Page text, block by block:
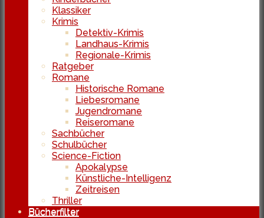
Klassiker
Krimis
Detektiv-Krimis
Landhaus-Krimis
Regionale-Krimis
Ratgeber
Romane
Historische Romane
Liebesromane
Jugendromane
Reiseromane
Sachbücher
Schulbücher
Science-Fiction
Apokalypse
Künstliche-Intelligenz
Zeitreisen
Thriller
Bücherfilter